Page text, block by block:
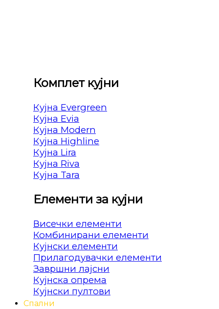
Комплет кујни
Кујна Evergreen
Кујна Evia
Кујна Modern
Кујна Highline
Кујна Lira
Кујна Riva
Кујна Tara
Елементи за кујни
Висечки елементи
Комбинирани елементи
Кујнски елементи
Прилагодувачки елементи
Завршни лајсни
Кујнска опрема
Кујнски пултови
Спални